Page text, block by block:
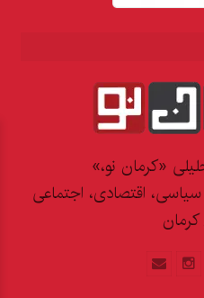
«کرمان نو،»
سیاسی، اقتصادی، اجتماعی